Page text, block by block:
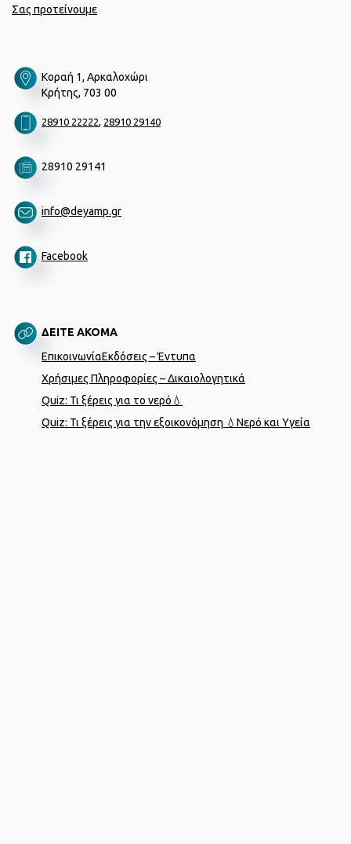
Σας προτείνουμε
Κοραή 1, Αρκαλοχώρι
Κρήτης, 703 00
28910 22222, 28910 29140
28910 29141
info@deyamp.gr
Facebook
ΔΕΙΤΕ ΑΚΟΜΑ
ΕπικοινωνίαΕκδόσεις – Έντυπα
Χρήσιμες Πληροφορίες – Δικαιολογητικά
Quiz: Τι ξέρεις για το νερό💧
Quiz: Τι ξέρεις για την εξοικονόμηση 💧 Νερό και Υγεία